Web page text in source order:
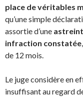
place de véritables
qu’une simple
assortie d’une
infraction constatée
de 12 mois.
Le juge considère en
insuffisant au regard